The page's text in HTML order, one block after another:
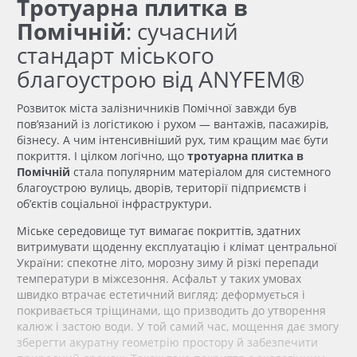
Тротуарна плитка в
Помічній: сучасний
стандарт міського
благоустрою від ANYFEM®
Розвиток міста залізничників Помічної завжди був
пов’язаний із логістикою і рухом — вантажів, пасажирів,
бізнесу. А чим інтенсивніший рух, тим кращим має бути
покриття. І цілком логічно, що тротуарна плитка в
Помічній стала популярним матеріалом для системного
благоустрою вулиць, дворів, території підприємств і
об’єктів соціальної інфраструктури.
Міське середовище тут вимагає покриттів, здатних
витримувати щоденну експлуатацію і клімат центральної
України: спекотне літо, морозну зиму й різкі перепади
температури в міжсезоння. Асфальт у таких умовах
швидко втрачає естетичний вигляд: деформується і
покривається тріщинами, що призводить до утворення
калюж і застою води. У той самий час, мощення дає змогу
зберегти акуратну геометрію простору й забезпечити